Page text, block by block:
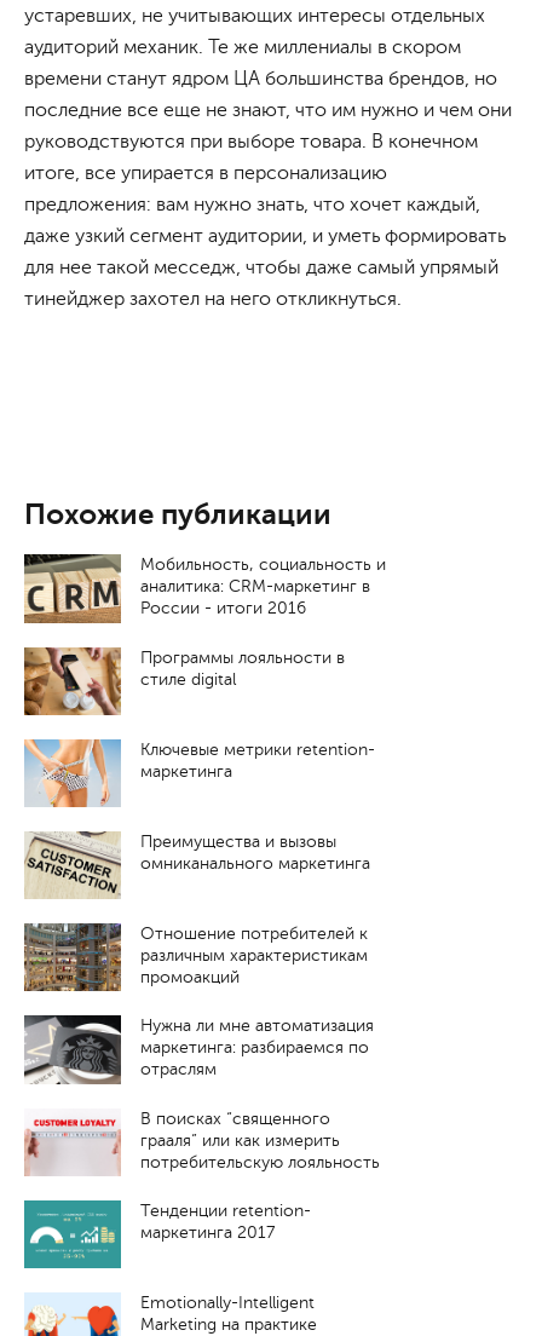
устаревших, не учитывающих интересы отдельных
аудиторий механик. Те же миллениалы в скором
времени станут ядром ЦА большинства брендов, но
последние все еще не знают, что им нужно и чем они
руководствуются при выборе товара. В конечном
итоге, все упирается в персонализацию
предложения: вам нужно знать, что хочет каждый,
даже узкий сегмент аудитории, и уметь формировать
для нее такой месседж, чтобы даже самый упрямый
тинейджер захотел на него откликнуться.
Похожие публикации
Мобильность, социальность и
аналитика: CRM-маркетинг в
России - итоги 2016
Программы лояльности в
стиле digital
Ключевые метрики retention-
маркетинга
Преимущества и вызовы
омниканального маркетинга
Отношение потребителей к
различным характеристикам
промоакций
Нужна ли мне автоматизация
маркетинга: разбираемся по
отраслям
В поисках “священного
грааля” или как измерить
потребительскую лояльность
Тенденции retention-
маркетинга 2017
Emotionally-Intelligent
Marketing на практике